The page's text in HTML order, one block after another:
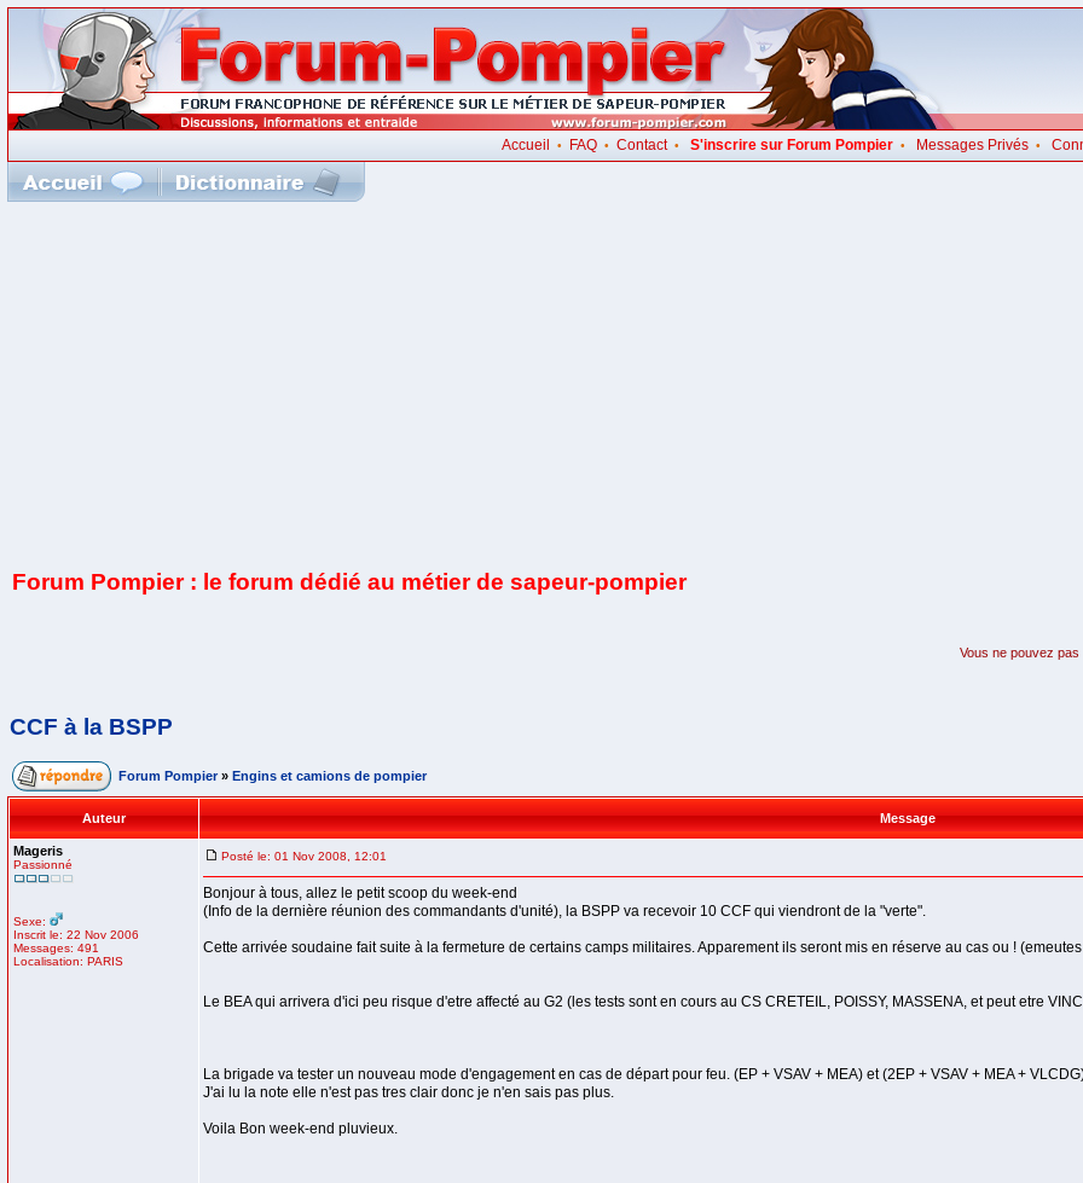
Accueil • FAQ• Contact• S'inscrire sur Forum Pompier• Messages Privés•
Forum Pompier : le forum dédié au métier de sapeur-pompier
Vous ne pouvez
CCF à la BSPP
Forum Pompier » Engins et camions de pompier
Auteur Message
Mageris
Passionné
Sexe:
Inscrit le: 22 Nov 2006
Messages: 491
Localisation: PARIS
Posté le: 01 Nov 2008, 12:01
Bonjour à tous, allez le petit scoop du week-end
(Info de la dernière réunion des commandants d'unité), la BSPP va recevoir 10 CCF qui viendront de la "verte".
Cette arrivée soudaine fait suite à la fermeture de certains camps militaires. Apparement ils seront mis en réserve au cas ou !
Le BEA qui arrivera d'ici peu risque d'etre affecté au G2 (les tests sont en cours au CS CRETEIL, POISSY, MASSENA, et peut etre
La brigade va tester un nouveau mode d'engagement en cas de départ pour feu. (EP + VSAV + MEA) et (2EP + VSAV + MEA +
J'ai lu la note elle n'est pas tres clair donc je n'en sais pas plus.
Voila Bon week-end pluvieux.